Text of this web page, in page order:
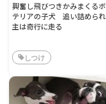
興奮し飛びつきかみまくる
テリアの子犬 追い詰めら
主は奇行に走る
しつけ